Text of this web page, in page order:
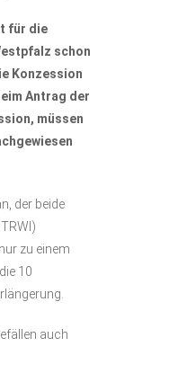
für die
schon
Konzession
Antrag der
müssen
der beide
zu einem
10
auch